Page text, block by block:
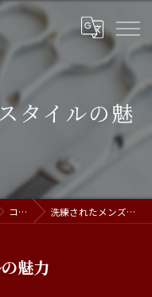
タイルの魅
コラム 洗練されたメンズスタイルの魅力
魅力